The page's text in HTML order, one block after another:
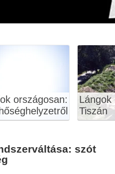
országosan:
Lángok
Tiszán
szót